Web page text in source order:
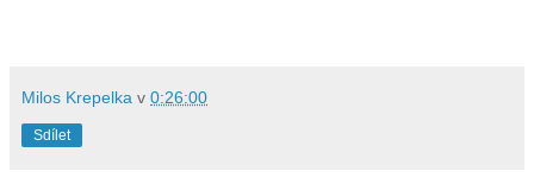
Milos Krepelka v 0:26:00
Sdílet